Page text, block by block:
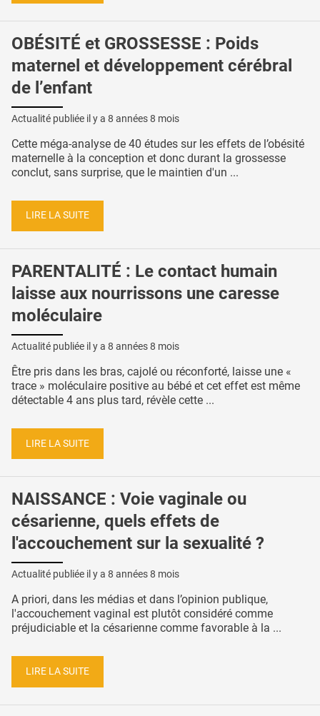
OBÉSITÉ et GROSSESSE : Poids
maternel et développement cérébral
de l’enfant
Actualité publiée il y a 8 années 8 mois
Cette méga-analyse de 40 études sur les effets de l’obésité
maternelle à la conception et donc durant la grossesse
conclut, sans surprise, que le maintien d'un ...
LIRE LA SUITE
PARENTALITÉ : Le contact humain
laisse aux nourrissons une caresse
moléculaire
Actualité publiée il y a 8 années 8 mois
Être pris dans les bras, cajolé ou réconforté, laisse une «
trace » moléculaire positive au bébé et cet effet est même
détectable 4 ans plus tard, révèle cette ...
LIRE LA SUITE
NAISSANCE : Voie vaginale ou
césarienne, quels effets de
l'accouchement sur la sexualité ?
Actualité publiée il y a 8 années 8 mois
A priori, dans les médias et dans l’opinion publique,
l'accouchement vaginal est plutôt considéré comme
préjudiciable et la césarienne comme favorable à la ...
LIRE LA SUITE